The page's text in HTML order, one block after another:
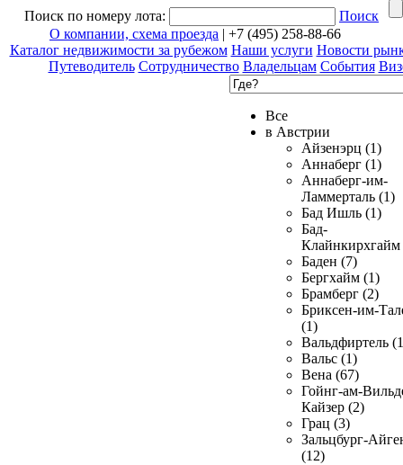
Поиск по номеру лота:
Поиск
О компании, схема проезда | +7 (495) 258-88-66
Каталог недвижимости за рубежом Наши услуги Новости
Путеводитель Сотрудничество Владельцам События
Все
в Австрии
Айзенэрц (1)
Аннаберг (1)
Аннаберг-им-
Ламмерталь (1)
Бад Ишль (1)
Бад-
Клайнкирхгайм
Баден (7)
Бергхайм (1)
Брамберг (2)
Бриксен-им-
(1)
Вальдфиртель
Вальс (1)
Вена (67)
Гойнг-ам-
Кайзер (2)
Грац (3)
Зальцбург-
(12)